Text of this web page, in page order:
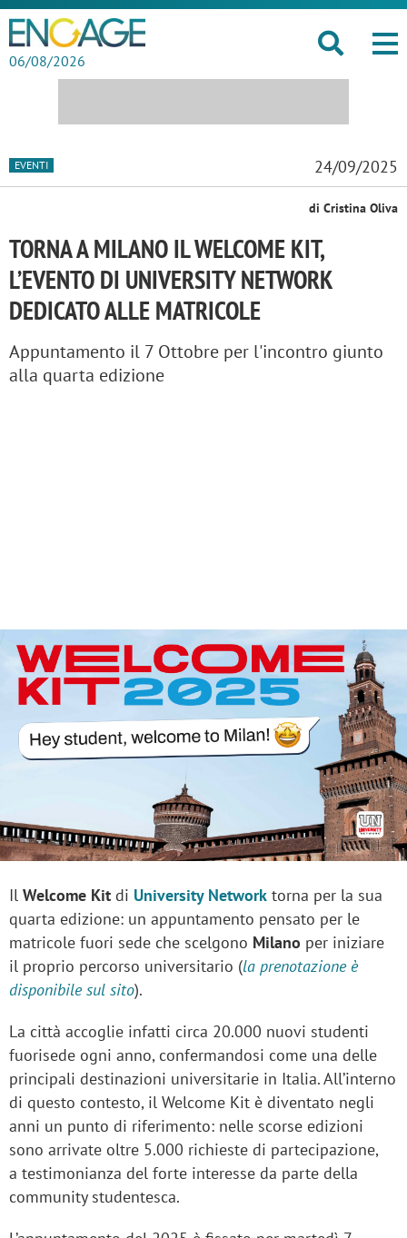
06/08/2026
EVENTI 24/09/2025
di Cristina Oliva
TORNA A MILANO IL WELCOME KIT,
L’EVENTO DI UNIVERSITY NETWORK
DEDICATO ALLE MATRICOLE
Appuntamento il 7 Ottobre per l'incontro giunto
alla quarta edizione
Il Welcome Kit di University Network torna per la sua
quarta edizione: un appuntamento pensato per le
matricole fuori sede che scelgono Milano per iniziare
il proprio percorso universitario (la prenotazione è
disponibile sul sito).
La città accoglie infatti circa 20.000 nuovi studenti
fuorisede ogni anno, confermandosi come una delle
principali destinazioni universitarie in Italia. All’interno
di questo contesto, il Welcome Kit è diventato negli
anni un punto di riferimento: nelle scorse edizioni
sono arrivate oltre 5.000 richieste di partecipazione,
a testimonianza del forte interesse da parte della
community studentesca.